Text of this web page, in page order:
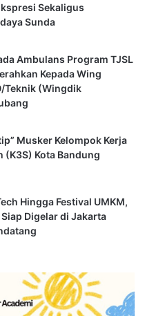
Sekaligus
Sunda
Ambulans Program TJSL
Kepada Wing
Teknik (Wingdik
Musker Kelompok Kerja
(K3S) Kota Bandung
Hingga Festival UMKM,
Siap Digelar di Jakarta